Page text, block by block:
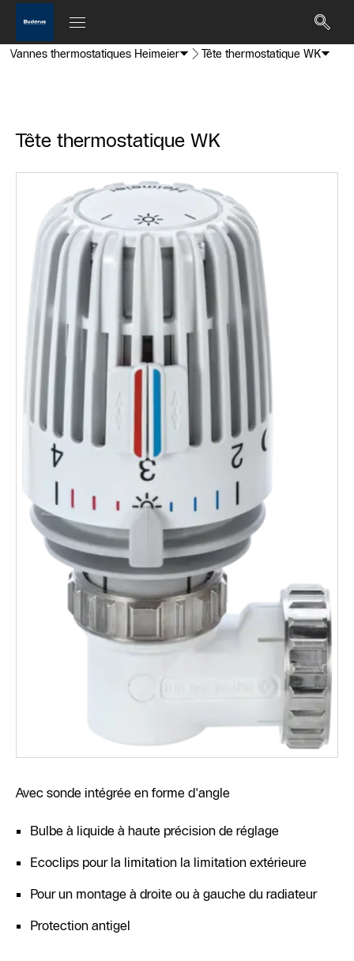
Vannes thermostatiques Heimeier Tête thermostatique WK
Tête thermostatique WK
Avec sonde intégrée en forme d'angle
Bulbe à liquide à haute précision de réglage
Ecoclips pour la limitation la limitation extérieure
Pour un montage à droite ou à gauche du radiateur
Protection antigel